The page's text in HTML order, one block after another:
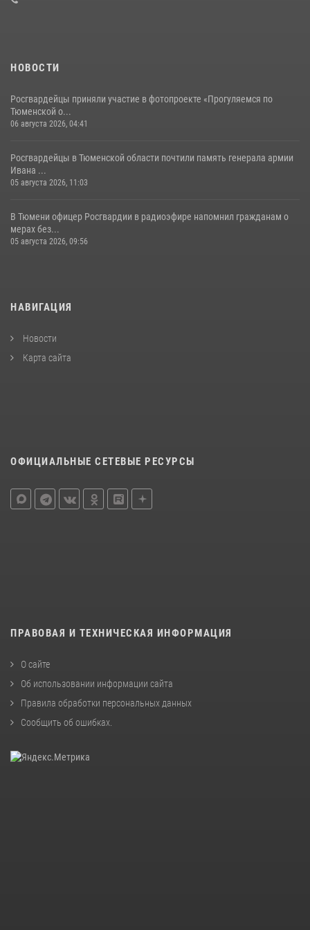
08 июля 2026, 09:38
НОВОСТИ
Росгвардейцы приняли участие в фотопроекте «Прогуляемся по
Тюменской о...
06 августа 2026, 04:41
Росгвардейцы в Тюменской области почтили память генерала армии
Ивана ...
05 августа 2026, 11:03
В Тюмени офицер Росгвардии в радиоэфире напомнил гражданам о
мерах без...
05 августа 2026, 09:56
НАВИГАЦИЯ
Новости
Карта сайта
ОФИЦИАЛЬНЫЕ СЕТЕВЫЕ РЕСУРСЫ
ПРАВОВАЯ И ТЕХНИЧЕСКАЯ ИНФОРМАЦИЯ
О сайте
Об использовании информации сайта
Правила обработки персональных данных
Сообщить об ошибках.